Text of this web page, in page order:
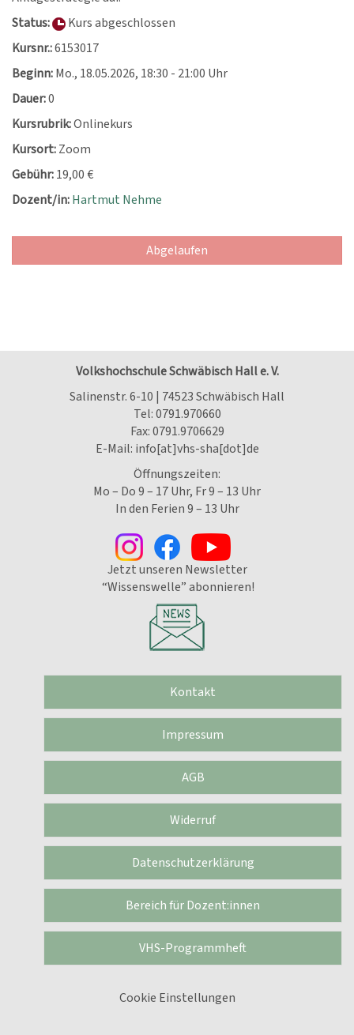
Status:
Kurs abgeschlossen
Kursnr.:6153017
Beginn:Mo., 18.05.2026, 18:30 - 21:00 Uhr
Dauer:0
Kursrubrik:Onlinekurs
Kursort:Zoom
Gebühr:19,00 €
Dozent/in:Hartmut Nehme
Abgelaufen
Volkshochschule Schwäbisch Hall e. V.
Salinenstr. 6-10 | 74523 Schwäbisch Hall
Tel:0791.970660
Fax: 0791.9706629
E-Mail: info[at]vhs-sha[dot]de
Öffnungszeiten:
Mo – Do 9 – 17 Uhr, Fr 9 – 13 Uhr
In den Ferien 9 – 13 Uhr
Jetzt unseren Newsletter
“Wissenswelle” abonnieren!
Kontakt
Impressum
AGB
Widerruf
Datenschutzerklärung
Bereich für Dozent:innen
VHS-Programmheft
Cookie Einstellungen